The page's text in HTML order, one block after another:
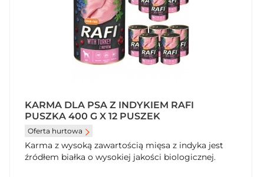
KARMA DLA PSA Z INDYKIEM RAFI
PUSZKA 400 G X 12 PUSZEK
Oferta hurtowa
Karma z wysoką zawartością mięsa z indyka jest
źródłem białka o wysokiej jakości biologicznej.